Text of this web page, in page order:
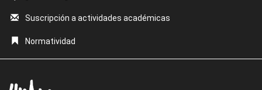
Suscripción a actividades académicas
Normatividad